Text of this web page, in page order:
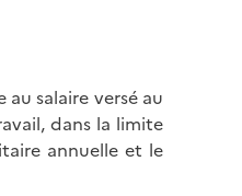
salaire versé au
dans la limite
annuelle et le